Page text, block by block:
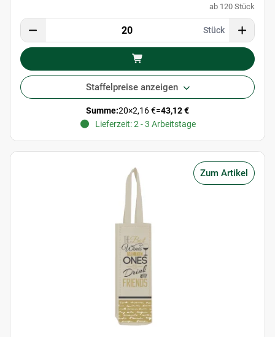
ab 120 Stück
Stück
Staffelpreise anzeigen
Summe:20×2,16 €=43,12 €
Lieferzeit: 2 - 3 Arbeitstage
Zum Artikel